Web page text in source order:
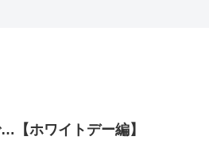
【ホワイトデー編】